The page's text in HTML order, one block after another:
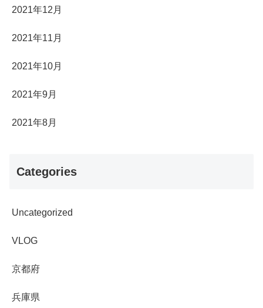
2021年12月
2021年11月
2021年10月
2021年9月
2021年8月
Categories
Uncategorized
VLOG
京都府
兵庫県